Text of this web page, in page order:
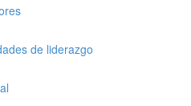
de liderazgo